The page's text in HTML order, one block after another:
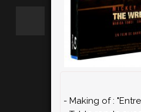
- Making of :